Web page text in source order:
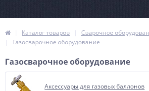
Каталог товаров
Сварочное
Газосварочное оборудование
Газосварочное оборудование
Аксессуары для газовых баллонов